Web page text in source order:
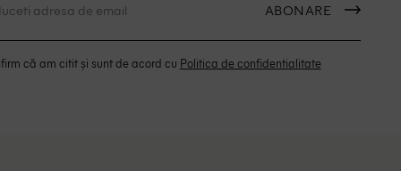
ABONARE
că am citit și sunt de acord cu Politica de confidentialitate